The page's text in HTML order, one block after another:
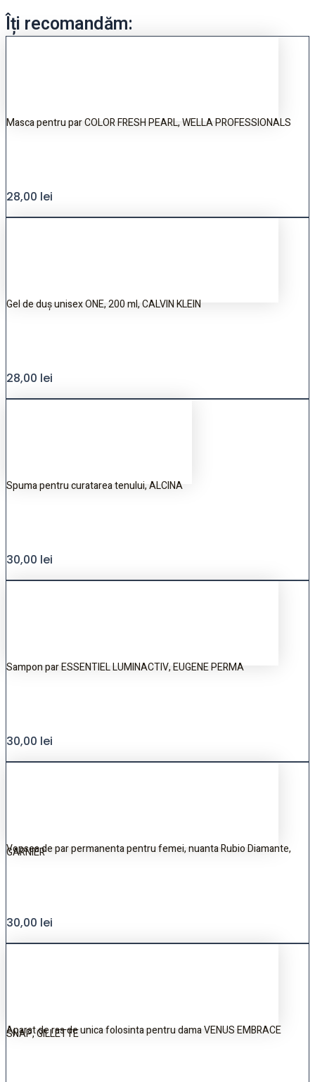
Îți recomandăm:
Masca pentru par COLOR FRESH PEARL, WELLA PROFESSIONALS
28,00 lei
Gel de duș unisex ONE, 200 ml, CALVIN KLEIN
28,00 lei
Spuma pentru curatarea tenului, ALCINA
30,00 lei
Sampon par ESSENTIEL LUMINACTIV, EUGENE PERMA
30,00 lei
Vopsea de par permanenta pentru femei, nuanta Rubio Diamante,
GARNIER
30,00 lei
Aparat de ras de unica folosinta pentru dama VENUS EMBRACE
SNAP, GILLETTE